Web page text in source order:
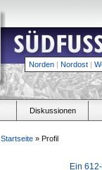
Norden | Nordost |
Diskussionen
Startseite » Profil
Ein